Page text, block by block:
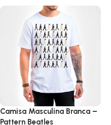
Camisa Masculina Branca –
Pattern Beatles